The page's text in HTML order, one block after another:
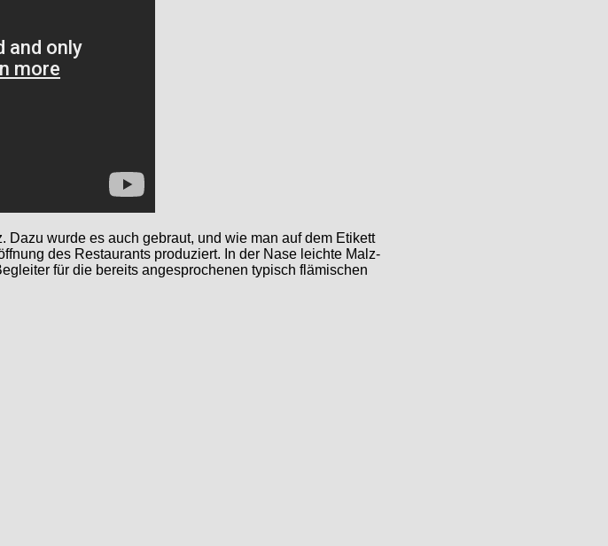
wurde es auch gebraut, und wie man auf dem Etikett
des Restaurants produziert. In der Nase leichte Malz-
für die bereits angesprochenen typisch flämischen